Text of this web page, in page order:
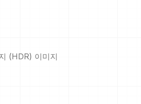
(HDR) 이미지